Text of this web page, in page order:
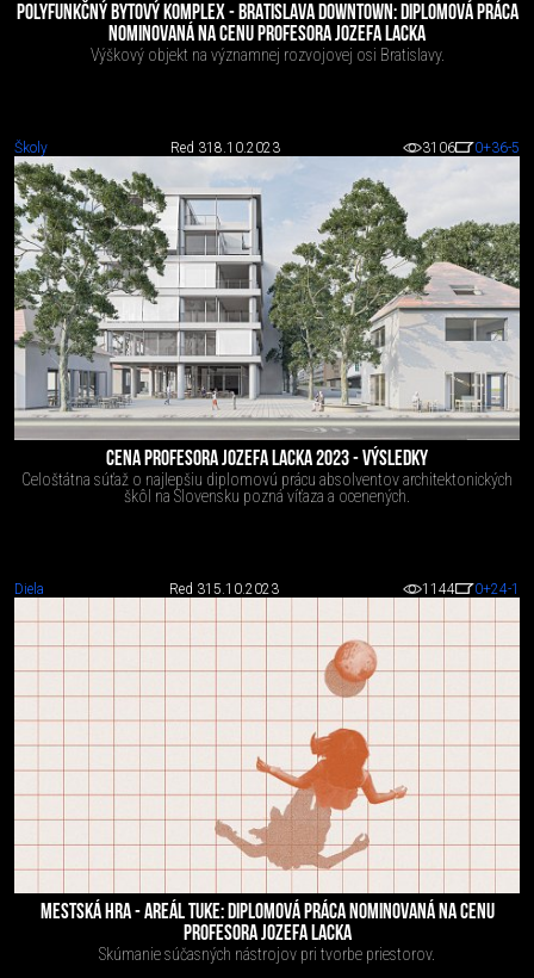
POLYFUNKČNÝ BYTOVÝ KOMPLEX - BRATISLAVA DOWNTOWN: DIPLOMOVÁ PRÁCA
NOMINOVANÁ NA CENU PROFESORA JOZEFA LACKA
Výškový objekt na významnej rozvojovej osi Bratislavy.
Školy Red 318.10.2023 3106 0+36-5
CENA PROFESORA JOZEFA LACKA 2023 - VÝSLEDKY
Celoštátna súťaž o najlepšiu diplomovú prácu absolventov architektonických
škôl na Slovensku pozná víťaza a ocenených.
Diela Red 315.10.2023 1144 0+24-1
MESTSKÁ HRA - AREÁL TUKE: DIPLOMOVÁ PRÁCA NOMINOVANÁ NA CENU
PROFESORA JOZEFA LACKA
Skúmanie súčasných nástrojov pri tvorbe priestorov.